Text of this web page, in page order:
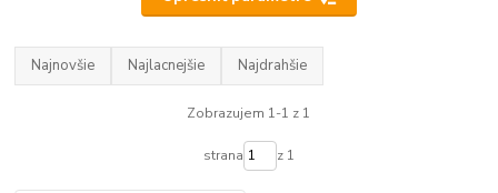
Najnovšie Najlacnejšie Najdrahšie
Zobrazujem 1-1 z 1
strana z 1